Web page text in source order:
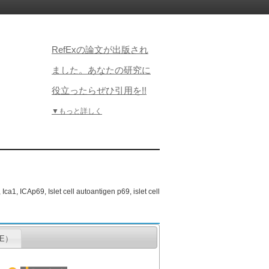
RefExの論文が出版され
ました。あなたの研究に
役立ったらぜひ引用を!!
▼もっと詳しく
ICAp69, Islet cell autoantigen p69, islet cell